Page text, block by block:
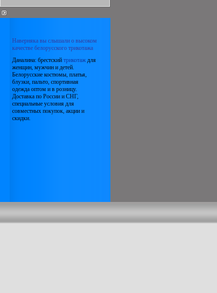
Наверняка вы слышали о высоком
качестве белорусского трикотажа
Даналина: брестский трикотаж для
женщин, мужчин и детей.
Белорусские костюмы, платья,
блузки, пальто, спортивная
одежда оптом и в розницу.
Доставка по России и СНГ,
специальные условия для
совместных покупок, акции и
скидки.